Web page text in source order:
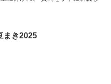
まき2025